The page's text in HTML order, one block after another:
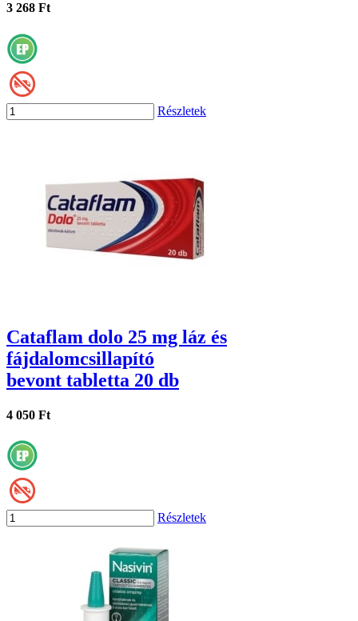
3 268 Ft
Részletek
Cataflam dolo 25 mg láz és
fájdalomcsillapító
bevont tabletta 20 db
4 050 Ft
Részletek